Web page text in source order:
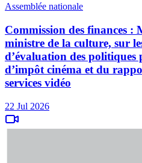
Assemblée nationale
Commission des finances :
ministre de la culture, sur
d’évaluation des
d’impôt cinéma et du
services vidéo
22 Jul 2026